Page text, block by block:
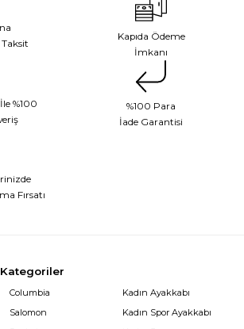
Taksit
Kapıda Ödeme
İmkanı
%100
%100 Para
İade Garantisi
Fırsatı
Columbia
Salomon
Kadın Ayakkabı
Kadın Spor Ayakkabı